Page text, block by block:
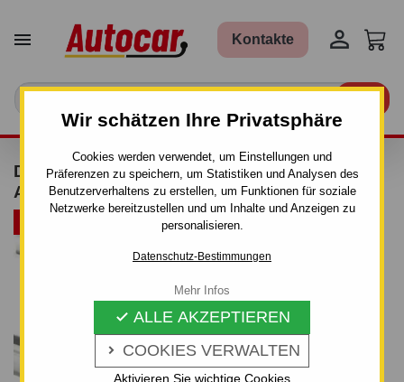
Wir schätzen Ihre Privatsphäre
Cookies werden verwendet, um Einstellungen und
Präferenzen zu speichern, um Statistiken und Analysen des
Benutzerverhaltens zu erstellen, um Funktionen für soziale
Netzwerke bereitzustellen und um Inhalte und Anzeigen zu
personalisieren.
Datenschutz-Bestimmungen
 COOKIES VERWALTEN
 ALLE AKZEPTIEREN
Aktivieren Sie wichtige Cookies
Mehr Infos
 Kontakte 
DACHTRÄGER GREEN VALLEY - AURILIS -
ALUMINIUM